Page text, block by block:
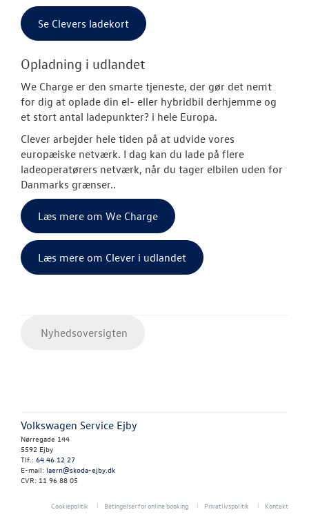
Se Clevers ladekort
Opladning i udlandet
We Charge er den smarte tjeneste, der gør det nemt
for dig at oplade din el- eller hybridbil derhjemme og
et stort antal ladepunkter? i hele Europa.
Clever arbejder hele tiden på at udvide vores
europæiske netværk. I dag kan du lade på flere
ladeoperatørers netværk, når du tager elbilen uden for
Danmarks grænser..
Læs mere om We Charge
Læs mere om Clever i udlandet
Nyhedsoversigten
Volkswagen Service Ejby
Nørregade 144
5592 Ejby
Tlf.: 64 46 12 27
E-mail: laern@skoda-ejby.dk
CVR: 11 96 88 05
Cookiepolitik Betingelser for online booking Privatlivspolitik Kontakt